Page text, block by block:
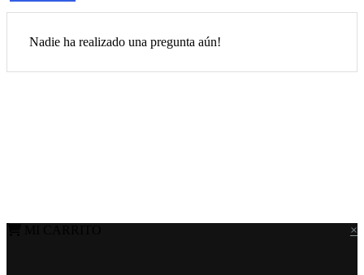
Nadie ha realizado una pregunta aún!
×